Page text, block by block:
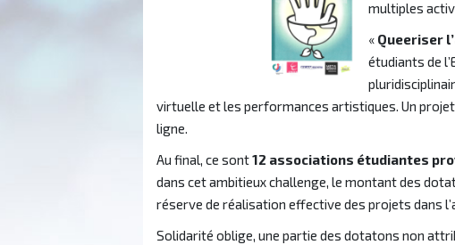
multiples
« Queeriser
étudiants de
virtuelle et les performances artistiques. Un projet
ligne.
Au final, ce sont12 associations étudiantes
dans cet ambitieux challenge, le montant des
réserve de réalisation effective des projets dans
Solidarité oblige, une partie des dotatons non